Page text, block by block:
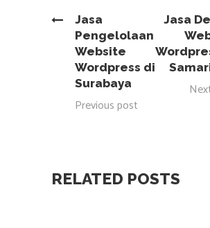
Jasa
Pengelolaan
Website
Wordpress di
Surabaya
Previous post
Jasa
RELATED POSTS